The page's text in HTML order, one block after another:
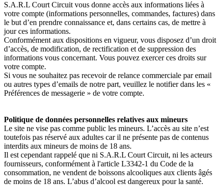
S.A.R.L Court Circuit vous donne accès aux informations liées à
votre compte (informations personnelles, commandes, factures) dans
le but d’en prendre connaissance et, dans certains cas, de mettre à
jour ces informations.
Conformément aux dispositions en vigueur, vous disposez d’un droit
d’accès, de modification, de rectification et de suppression des
informations vous concernant. Vous pouvez exercer ces droits sur
votre compte.
Si vous ne souhaitez pas recevoir de relance commerciale par email
ou autres types d’emails de notre part, veuillez le notifier dans les «
Préférences de messagerie » de votre compte.
Politique de données personnelles relatives aux mineurs
Le site ne vise pas comme public les mineurs. L’accès au site n’est
toutefois pas réservé aux adultes car il ne présente pas de contenus
interdits aux mineurs de moins de 18 ans.
Il est cependant rappelé que ni S.A.R.L Court Circuit, ni les acteurs
fournisseurs, conformément à l'article L3342-1 du Code de la
consommation, ne vendent de boissons alcooliques aux clients âgés
de moins de 18 ans. L’abus d’alcool est dangereux pour la santé.